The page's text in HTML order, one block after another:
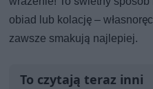
obiad lub kolację –
zawsze smakują najlepiej.
To czytają teraz inni